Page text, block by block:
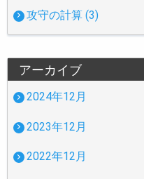
攻守の計算 (3)
アーカイブ
2024年12月
2023年12月
2022年12月